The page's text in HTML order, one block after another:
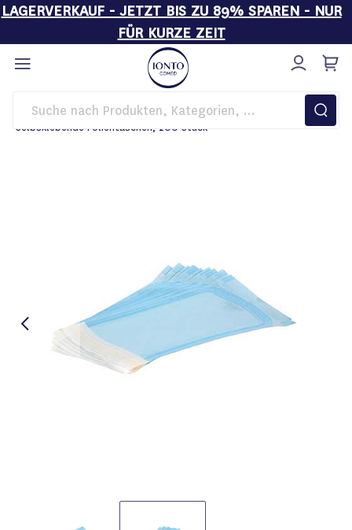
LAGERVERKAUF - JETZT BIS ZU 89% SPAREN - NUR
FÜR KURZE ZEIT
Direkt
zum
Inhalt
Startseite Hygiene
Autoklaven
Selbsklebende Folientaschen, 200 Stück